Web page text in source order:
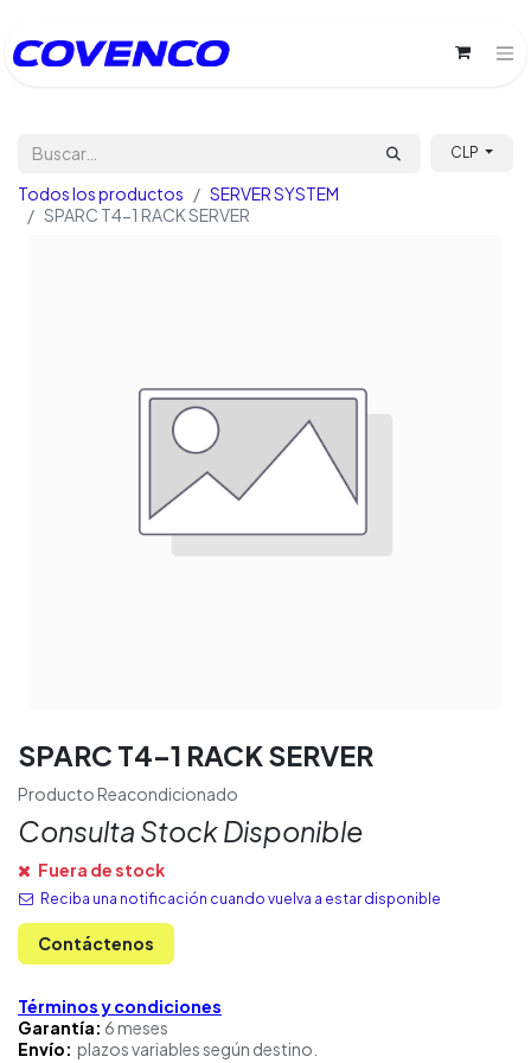
CLP
Todos los productos
SERVER SYSTEM
SPARC T4-1 RACK SERVER
SPARC T4-1 RACK SERVER
Producto Reacondicionado
Consulta Stock Disponible
Fuera de stock
Reciba una notificación cuando vuelva a estar disponible
Contáctenos
Términos y condiciones
Garantía: 6 meses
Envío: plazos variables según destino.